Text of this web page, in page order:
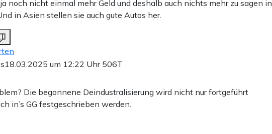
noch nicht einmal mehr Geld und deshalb auch nichts mehr zu sagen in
in Asien stellen sie auch gute Autos her.
18.03.2025 um 12:22 Uhr 506T
Die begonnene Deindustralisierung wird nicht nur fortgeführt
in’s GG festgeschrieben werden.